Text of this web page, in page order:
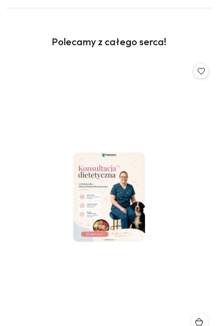
Pomiń karuzelę produktów
Produkty
Polecamy z całego serca!